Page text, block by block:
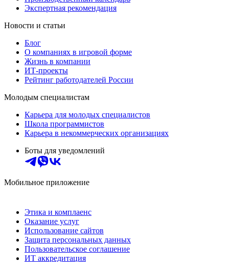
Экспертная рекомендация
Новости и статьи
Блог
О компаниях в игровой форме
Жизнь в компании
ИТ-проекты
Рейтинг работодателей России
Молодым специалистам
Карьера для молодых специалистов
Школа программистов
Карьера в некоммерческих организациях
Боты для уведомлений
Мобильное приложение
Этика и комплаенс
Оказание услуг
Использование сайтов
Защита персональных данных
Пользовательское соглашение
ИТ аккредитация